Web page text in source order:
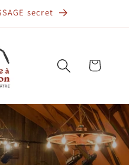
secret
Panier